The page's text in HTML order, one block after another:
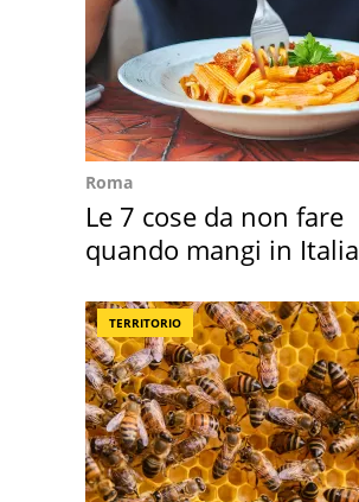
Roma
Le 7 cose da non fare
quando mangi in Italia
TERRITORIO